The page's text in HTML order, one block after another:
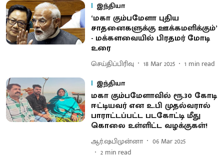
இந்தியா
‘மகா கும்பமேளா புதிய
சாதனைகளுக்கு ஊக்கமளிக்கும்’
- மக்களவையில் பிரதமர் மோடி
உரை
செய்திப்பிரிவு 18 Mar 2025 1 min read
இந்தியா
மகா கும்பமேளாவில் ரூ.30 கோடி
ஈட்டியவர் என உ.பி முதல்வரால்
பாராட்டப்பட்ட படகோட்டி மீது
கொலை உள்ளிட்ட வழக்குகள்!
ஆர்.ஷபிமுன்னா
06 Mar 2025
2 min read